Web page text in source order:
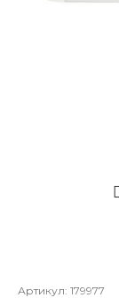
Артикул: 179977